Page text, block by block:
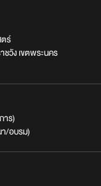
ร์
วัง เขตพระนคร
ร)
/อบรม)